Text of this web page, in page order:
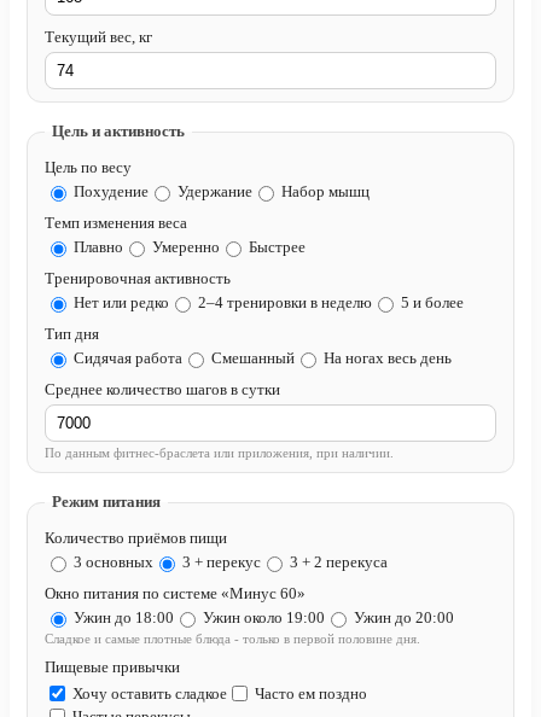
Текущий вес, кг
Цель и активность
Цель по весу
Похудение
Удержание
Набор мышц
Темп изменения веса
Плавно
Умеренно
Быстрее
Тренировочная активность
Нет или редко
2–4 тренировки в неделю
5 и более
Тип дня
Сидячая работа
Смешанный
На ногах весь день
Среднее количество шагов в сутки
По данным фитнес-браслета или приложения, при наличии.
Режим питания
Количество приёмов пищи
3 основных
3 + перекус
3 + 2 перекуса
Окно питания по системе «Минус 60»
Ужин до 18:00
Ужин около 19:00 Ужин до 20:00
Сладкое и самые плотные блюда - только в первой половине дня.
Пищевые привычки
Хочу оставить сладкое
Часто ем поздно